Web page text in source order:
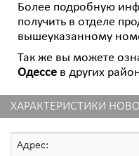
Более подробную
получить в отделе
вышеуказанному
Так же вы можете
Одессе в других
ХАРАКТЕРИСТИКИ
Адрес: